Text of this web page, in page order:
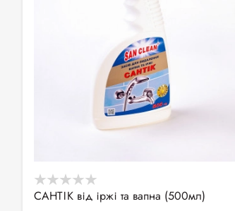
САНТІК від іржі та вапна (500мл)